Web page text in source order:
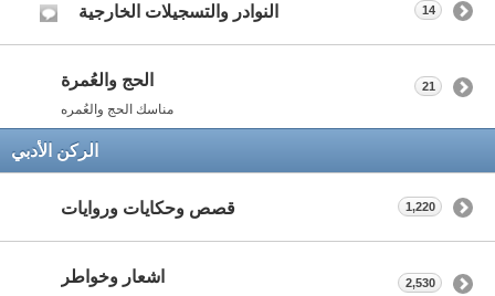
النوادر والتسجيلات الخارجية 14
الحج والعُمرة
مناسك الحج والعُمره
21
الركن الأدبي
قصص وحكايات وروايات 1,220
اشعار وخواطر 2,530